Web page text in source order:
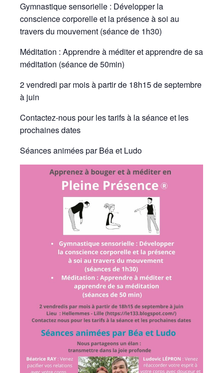
Gymnastique sensorielle : Développer la
conscience corporelle et la présence à soi au
travers du mouvement (séance de 1h30)
Méditation : Apprendre à méditer et apprendre de sa
méditation (séance de 50min)
2 vendredi par mois à partir de 18h15 de septembre
à juin
Contactez-nous pour les tarifs à la séance et les
prochaines dates
Séances animées par Béa et Ludo